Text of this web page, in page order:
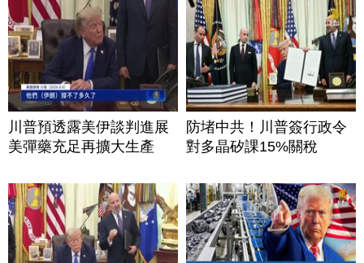
川普預透露美伊談判進展
美彈藥充足再擴大生產
防堵中共！川普簽行政令
對多晶矽課15%關稅